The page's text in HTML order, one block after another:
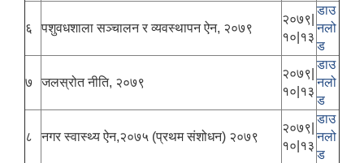
६ पशुवधशाला सञ्चालन र व्यवस्थापन ऐन, २०७९
२०७९|
१०|१३
डाउ
नलो
ड
७ जलस्रोत नीति, २०७९
२०७९|
१०|१३
डाउ
नलो
ड
८ नगर स्वास्थ्य ऐन,२०७५ (प्रथम संशोधन) २०७९
२०७९|
१०|१३
डाउ
नलो
ड